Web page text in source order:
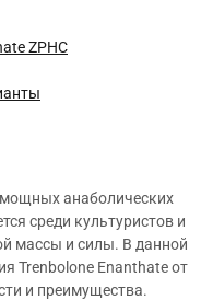
ZPHC
анаболических
среди культуристов и
массы и силы. В данной
Trenbolone Enanthate от
и преимущества.